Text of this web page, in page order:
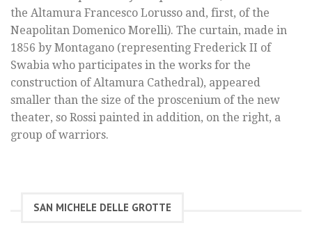
the Altamura Francesco Lorusso and, first, of the
Neapolitan Domenico Morelli). The curtain, made in
1856 by Montagano (representing Frederick II of
Swabia who participates in the works for the
construction of Altamura Cathedral), appeared
smaller than the size of the proscenium of the new
theater, so Rossi painted in addition, on the right, a
group of warriors.
SAN MICHELE DELLE GROTTE